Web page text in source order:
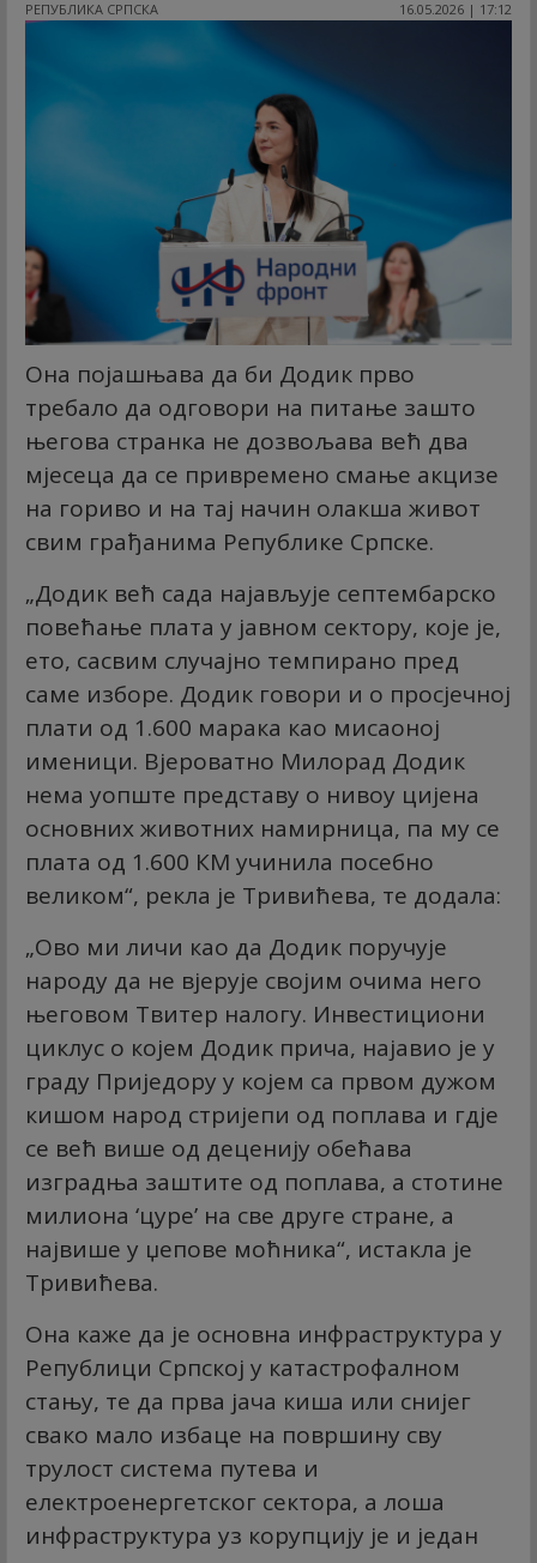
РЕПУБЛИКА СРПСКА 16.05.2026 | 17:12
Она појашњава да би Додик прво
требало да одговори на питање зашто
његова странка не дозвољава већ два
мјесеца да се привремено смање акцизе
на гориво и на тај начин олакша живот
свим грађанима Републике Српске.
„Додик већ сада најављује септембарско
повећање плата у јавном сектору, које је,
ето, сасвим случајно темпирано пред
саме изборе. Додик говори и о просјечној
плати од 1.600 марака као мисаоној
именици. Вјероватно Милорад Додик
нема уопште представу о нивоу цијена
основних животних намирница, па му се
плата од 1.600 КМ учинила посебно
великом“, рекла је Тривићева, те додала:
„Ово ми личи као да Додик поручује
народу да не вјерује својим очима него
његовом Твитер налогу. Инвестициони
циклус о којем Додик прича, најавио је у
граду Приједору у којем са првом дужом
кишом народ стријепи од поплава и гдје
се већ више од деценију обећава
изградња заштите од поплава, а стотине
милиона ‘цуре’ на све друге стране, а
највише у џепове моћника“, истакла је
Тривићева.
Она каже да је основна инфраструктура у
Републици Српској у катастрофалном
стању, те да прва јача киша или снијег
свако мало избаце на површину сву
трулост система путева и
електроенергетског сектора, а лоша
инфраструктура уз корупцију је и један